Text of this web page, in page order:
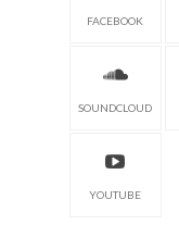
FACEBOOK
SOUNDCLOUD
YOUTUBE